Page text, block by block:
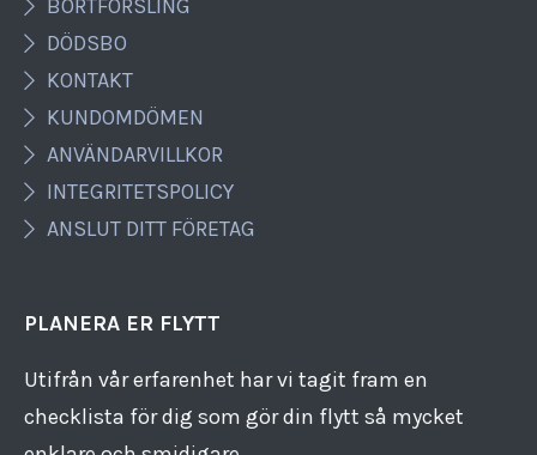
BORTFORSLING
DÖDSBO
KONTAKT
KUNDOMDÖMEN
ANVÄNDARVILLKOR
INTEGRITETSPOLICY
ANSLUT DITT FÖRETAG
PLANERA ER FLYTT
Utifrån vår erfarenhet har vi tagit fram en
checklista för dig som gör din flytt så mycket